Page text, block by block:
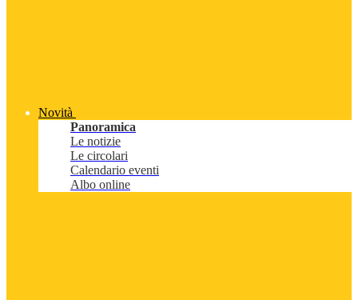
Novità
Panoramica
Le notizie
Le circolari
Calendario eventi
Albo online